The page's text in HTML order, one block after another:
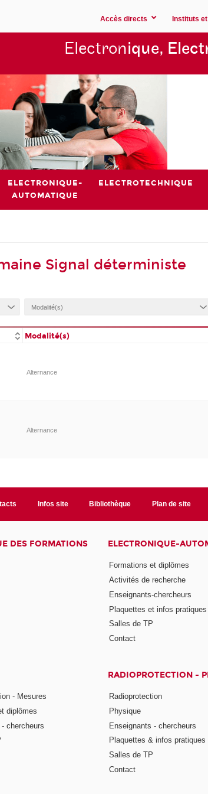
Accès directs Instituts
Electronique,
ELECTRONIQUE-
AUTOMATIQUE
ELECTROTECHNIQUE
Signal déterministe
Modalité(s)
Alternance
Alternance
Infos site Bibliothèque Plan de site
DES FORMATIONS ELECTRONIQUE-
Formations et diplômes
Activités de recherche
Enseignants-chercheurs
Plaquettes et infos pratiques
Salles de TP
Contact
- Mesures
diplômes
chercheurs
RADIOPROTECTION -
Radioprotection
Physique
Enseignants - chercheurs
Plaquettes & infos pratiques
Salles de TP
Contact